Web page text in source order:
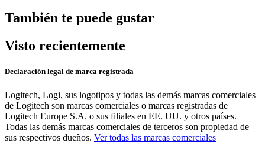
También te puede gustar
Visto recientemente
Declaración legal de marca registrada
Logitech, Logi, sus logotipos y todas las demás marcas comerciales
de Logitech son marcas comerciales o marcas registradas de
Logitech Europe S.A. o sus filiales en EE. UU. y otros países.
Todas las demás marcas comerciales de terceros son propiedad de
sus respectivos dueños. Ver todas las marcas comerciales